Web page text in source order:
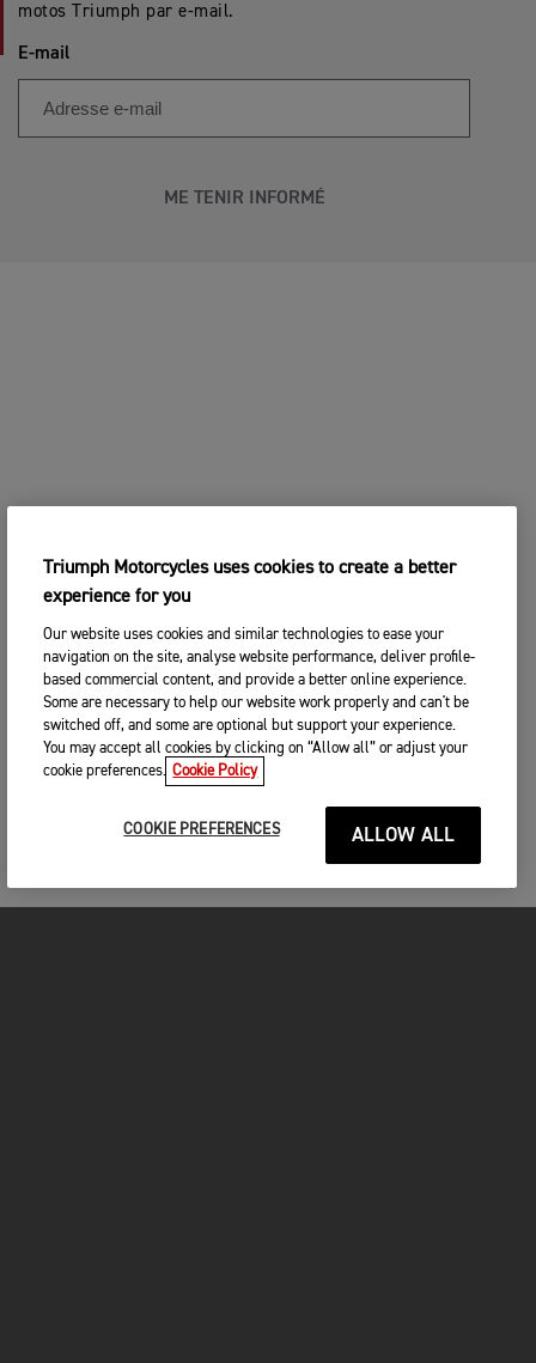
motos Triumph par e-mail.
E-mail
ME TENIR INFORMÉ
Triumph Motorcycles uses cookies to create a better
experience for you
Our website uses cookies and similar technologies to ease your
navigation on the site, analyse website performance, deliver profile-
based commercial content, and provide a better online experience.
Some are necessary to help our website work properly and can't be
switched off, and some are optional but support your experience.
You may accept all cookies by clicking on “Allow all” or adjust your
cookie preferences. Cookie Policy
COOKIE PREFERENCES ALLOW ALL